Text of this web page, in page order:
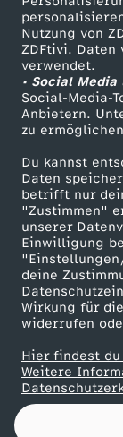
Nutzung von
ZDFtivi. Daten
verwendet.
• Social
Social-Media-
Anbietern.
zu
Du kannst
Daten
betrifft nur
"Zustimmen"
unserer
Einwilligung
deine
Wirkung für
widerrufen
Hier findest
Weitere
ü
h
r
e
r
-
S
h
a
p
ZDF Unternehmen
Karriere
ZDF goes Schule
Werbefernsehen
Mainzelmännchen
Partner